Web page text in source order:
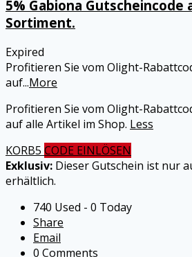
5% Gabiona Gutscheincode
Sortiment.
Expired
Profitieren Sie vom Olight-
auf...More
Profitieren Sie vom Olight-
auf alle Artikel im Shop. Less
KORB5 CODE EINLÖSEN
Exklusiv: Dieser Gutschein ist nur
erhältlich.
740 Used - 0 Today
Share
Email
0 Comments